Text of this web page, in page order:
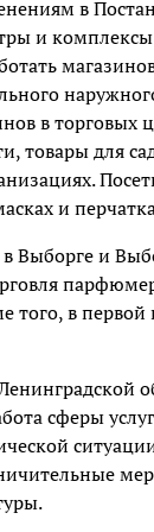
в
и
в торговых
товары для
и
Выборге и
того, в
сферы